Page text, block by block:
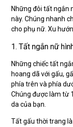
Những đôi tất ngắn
này. Chúng nhanh
cho phụ nữ. Xu
1. Tất ngắn nữ
Những chiếc tất
hoang dã với gấu,
phía trên và phía
Chúng được làm từ
da của bạn.
Tất gấu thời trang